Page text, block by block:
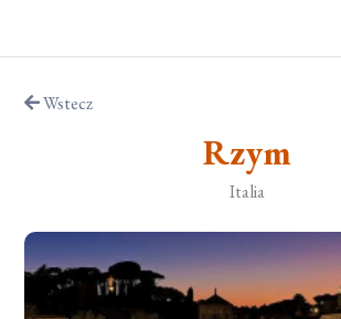
Wstecz
Rzym
Italia